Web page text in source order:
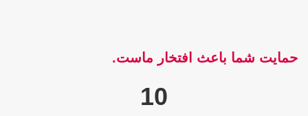
حمایت شما باعث افتخار ماست.
10